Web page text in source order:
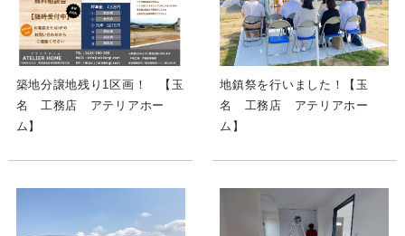
築地分譲地残り1区画！ 【玉
名 工務店 アテリアホー
ム】
地鎮祭を行いました！【玉
名 工務店 アテリアホー
ム】